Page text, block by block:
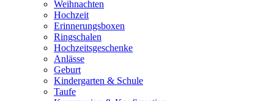
Weihnachten
Hochzeit
Erinnerungsboxen
Ringschalen
Hochzeitsgeschenke
Anlässe
Geburt
Kindergarten & Schule
Taufe